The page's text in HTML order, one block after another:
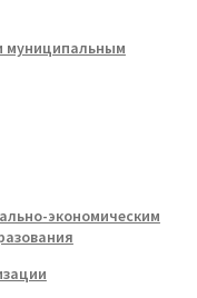
муниципальным
экономическим